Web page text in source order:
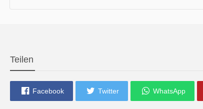
Teilen
Facebook Twitter WhatsApp